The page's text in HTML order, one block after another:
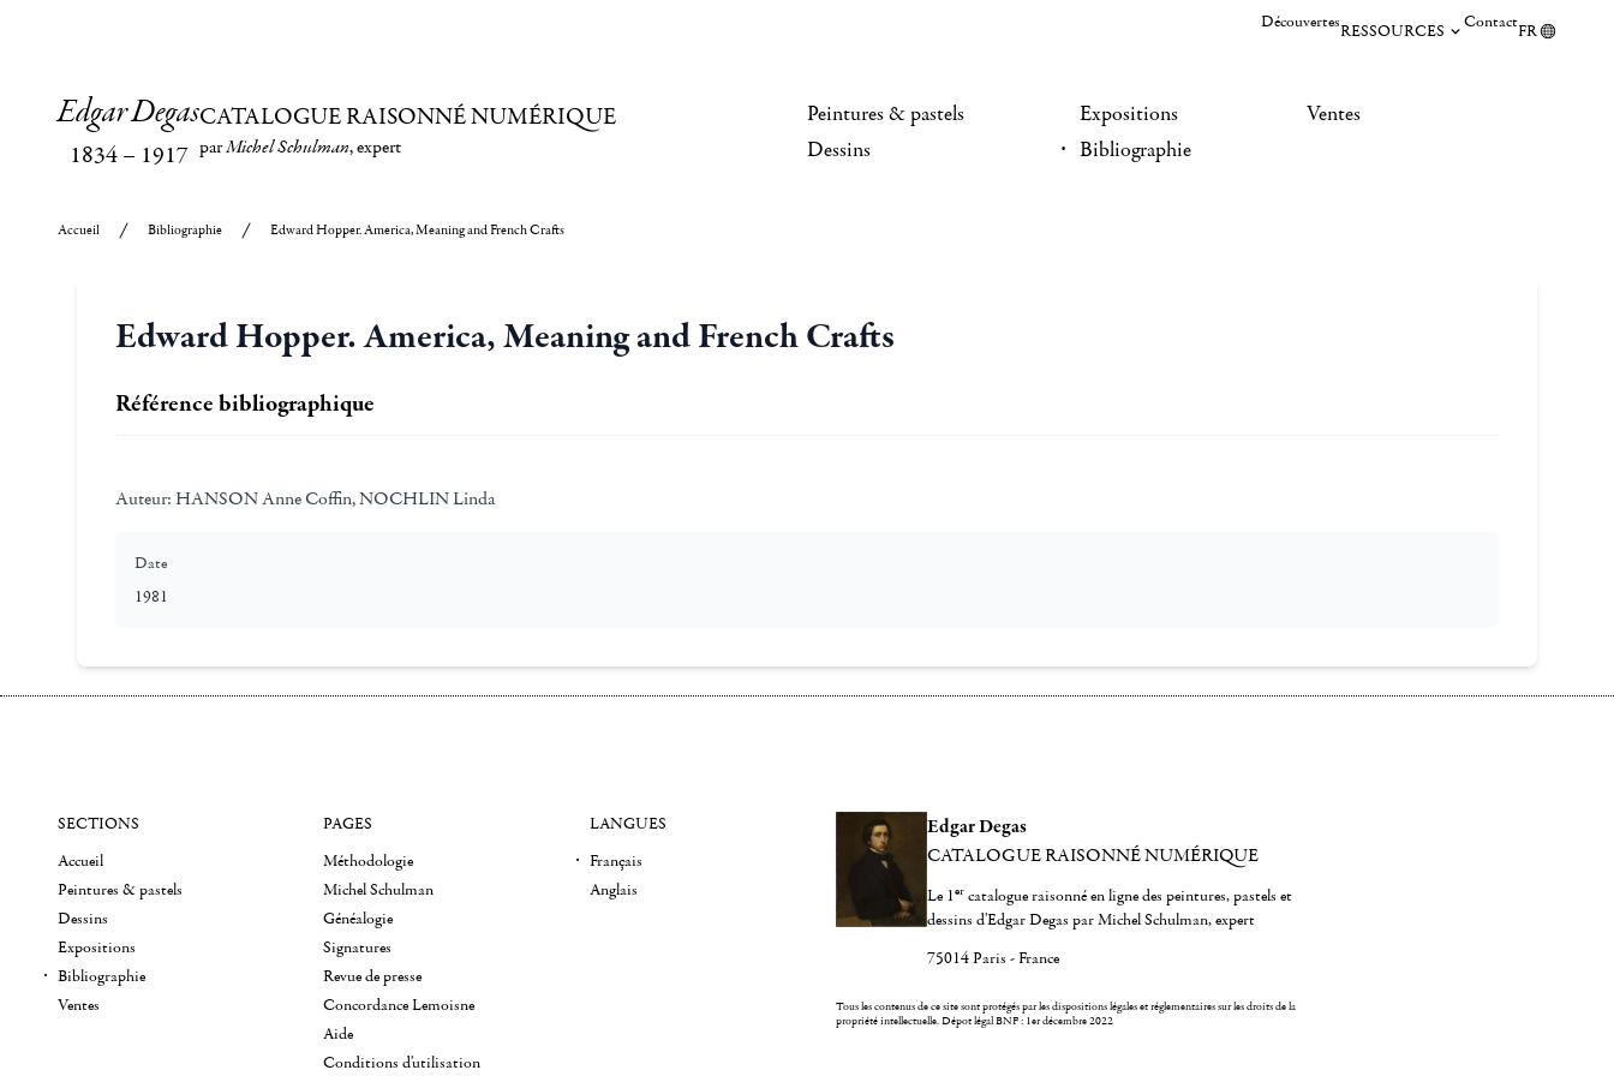
DécouvertesRESSOURCES ContactFR
Edgar Degas
1834– 1917
CATALOGUE RAISONNÉ NUMÉRIQUE
parMichel Schulman, expert
Peintures & pastels
Dessins
Expositions
Bibliographie
Ventes
Accueil Bibliographie Edward Hopper. America, Meaning and French Crafts
Edward Hopper. America, Meaning and French Crafts
Référence bibliographique
Auteur: HANSON Anne Coffin, NOCHLIN Linda
Date
1981
Edgar Degas
CATALOGUE RAISONNÉ NUMÉRIQUE
Le 1er catalogue raisonné en ligne des peintures, pastels et
dessins d'Edgar Degas par Michel Schulman, expert
75014 Paris - France
Tous les contenus de ce site sont protégés par les dispositions légales et réglementaires sur les droits de la
propriété intellectuelle.Dépot légal BNF : 1er décembre 2022
SECTIONS
Accueil
Peintures & pastels
Dessins
Expositions
Bibliographie
Ventes
PAGES
Méthodologie
Michel Schulman
Généalogie
Signatures
Revue de presse
Concordance Lemoisne
Aide
Conditions d'utilisation
LANGUES
Français
Anglais